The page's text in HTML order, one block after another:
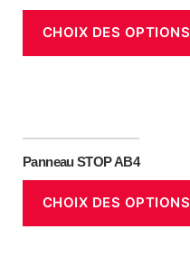
CHOIX DES OPTIONS
Panneau STOP AB4
CHOIX DES OPTIONS